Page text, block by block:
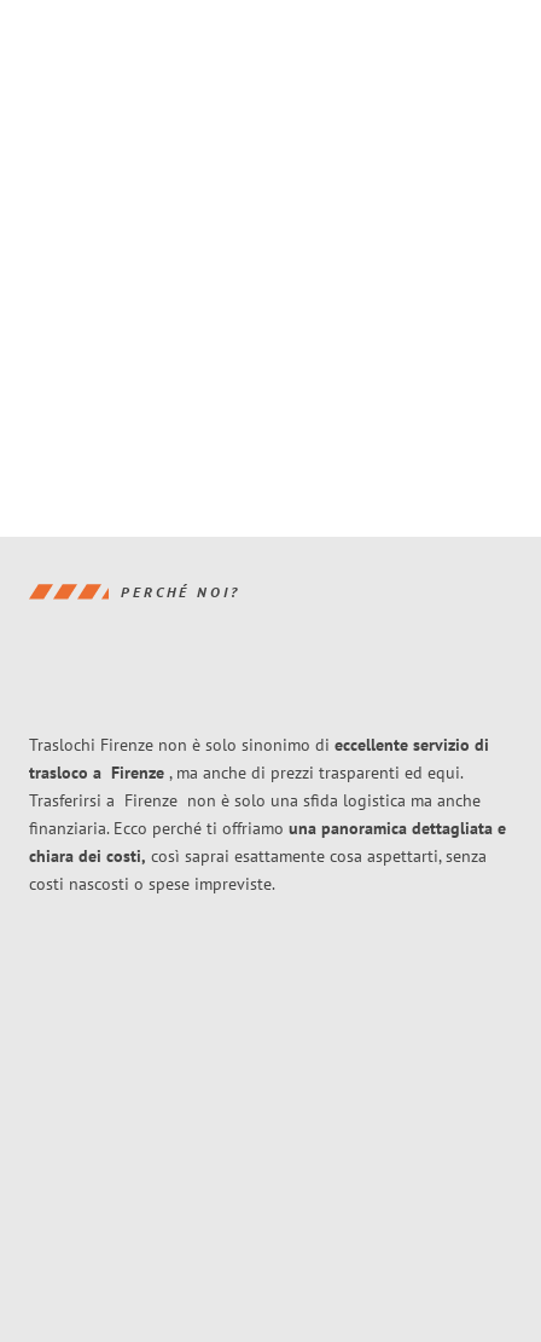
PERCHÉ NOI?
Traslochi Firenze non è solo sinonimo di eccellente servizio di
trasloco a Firenze , ma anche di prezzi trasparenti ed equi.
Trasferirsi a Firenze non è solo una sfida logistica ma anche
finanziaria. Ecco perché ti offriamo una panoramica dettagliata e
chiara dei costi, così saprai esattamente cosa aspettarti, senza
costi nascosti o spese impreviste.